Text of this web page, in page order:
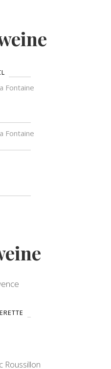
Fontaine
Fontaine
Roussillon